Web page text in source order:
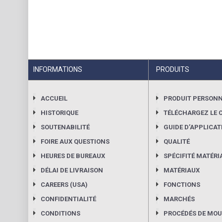
INFORMATIONS
ACCUEIL
HISTORIQUE
SOUTENABILITÉ
FOIRE AUX QUESTIONS
HEURES DE BUREAUX
DÉLAI DE LIVRAISON
CAREERS (USA)
CONFIDENTIALITÉ
CONDITIONS
PRODUITS
PRODUIT
TÉLÉCHARGEZ LE
GUIDE
QUALITÉ
SPÉCIFITÉ
MATÉRIAUX
FONCTIONS
MARCHÉS
PROCÉDÉS DE